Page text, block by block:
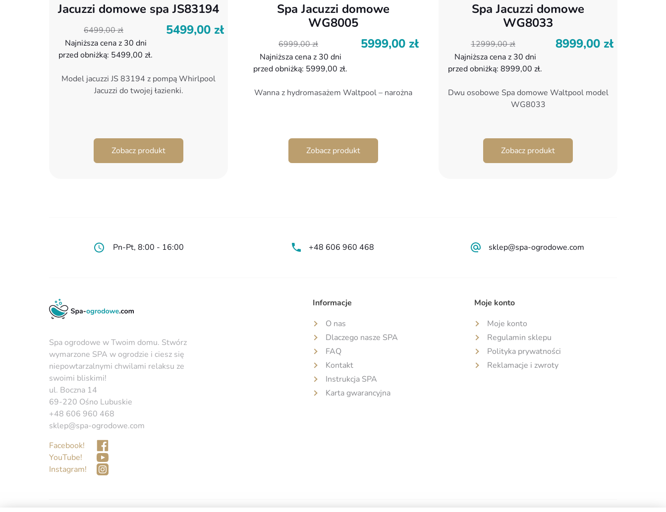
Jacuzzi domowe spa JS83194
6499,00zł
Pierwotna
wynosiła:
5499,00 zł
wynosi:
Najniższa cena z 30 dni
przed obniżką: 5499,00 zł.
Model jacuzzi JS 83194 z pompą Whirlpool
Jacuzzi do twojej łazienki.
Zobacz produkt
Spa Jacuzzi domowe
WG8005
6999,00zł
Pierwotna
wynosiła:
5999,00 zł
wynosi:
Najniższa cena z 30 dni
przed obniżką: 5999,00 zł.
Wanna z hydromasażem Waltpool – narożna
Zobacz produkt
Spa Jacuzzi domowe
WG8033
12999,00zł
Pierwotna
wynosiła:
8999,00 zł
wynosi:
Najniższa cena z 30 dni
przed obniżką: 8999,00 zł.
Dwu osobowe Spa domowe Waltpool model
WG8033
Zobacz produkt
Pn-Pt, 8:00 - 16:00 +48 606 960 468 sklep@spa-ogrodowe.com
Spa ogrodowe w Twoim domu. Stwórz
wymarzone SPA w ogrodzie i ciesz się
niepowtarzalnymi chwilami relaksu ze
swoimi bliskimi!
ul. Boczna 14
69-220 Ośno Lubuskie
+48 606 960 468
sklep@spa-ogrodowe.com
Facebook!
YouTube!
Instagram!
Informacje
O nas
Dlaczego nasze SPA
FAQ
Kontakt
Instrukcja SPA
Karta gwarancyjna
Moje konto
Moje konto
Regulamin sklepu
Polityka prywatności
Reklamacje i zwroty